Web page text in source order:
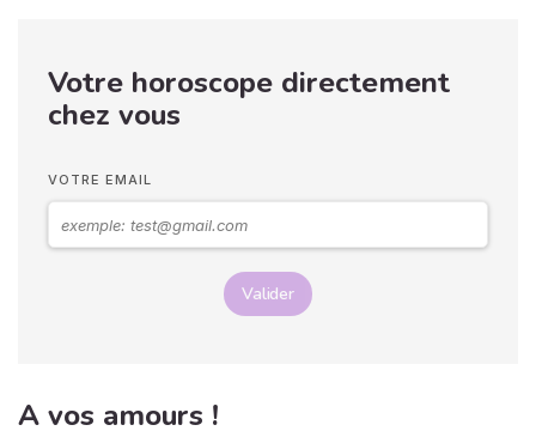
spéciale voyance amour.
Tirage de tarot amoureux,
Votre horoscope directement
chez vous
VOTRE EMAIL
Valider
A vos amours !